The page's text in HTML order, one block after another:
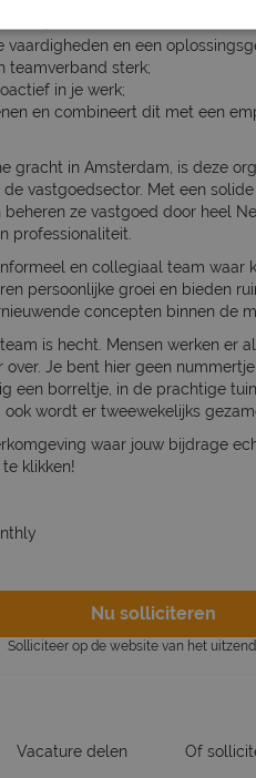
kennis van Exact Globe en
vaardigheden en een
teamverband sterk;
in je werk;
en combineert dit met een
gracht in Amsterdam, is deze
vastgoedsector. Met een
beheren ze vastgoed door heel
professionaliteit.
en collegiaal team waar
persoonlijke groei en bieden
concepten binnen de
is hecht. Mensen werken er
Je bent hier geen
een borreltje, in de prachtige
wordt er tweewekelijks
waar jouw bijdrage
klikken!
Nu solliciteren
Solliciteer op de website van het
Vacature delen Of